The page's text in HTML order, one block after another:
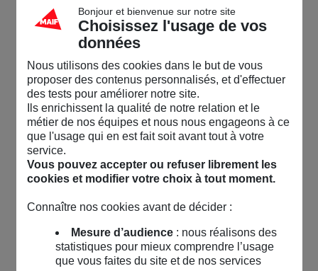
Bonjour et bienvenue sur notre site
Choisissez l'usage de vos
données
Nous utilisons des cookies dans le but de vous
proposer des contenus personnalisés, et d'effectuer
des tests pour améliorer notre site.
Ils enrichissent la qualité de notre relation et le
métier de nos équipes et nous nous engageons à ce
que l'usage qui en est fait soit avant tout à votre
service.
Vous pouvez accepter ou refuser librement les
cookies et modifier votre choix à tout moment.
Connaître nos cookies avant de décider :
Mesure d’audience: nous réalisons des
statistiques pour mieux comprendre l’usage
que vous faites du site et de nos services